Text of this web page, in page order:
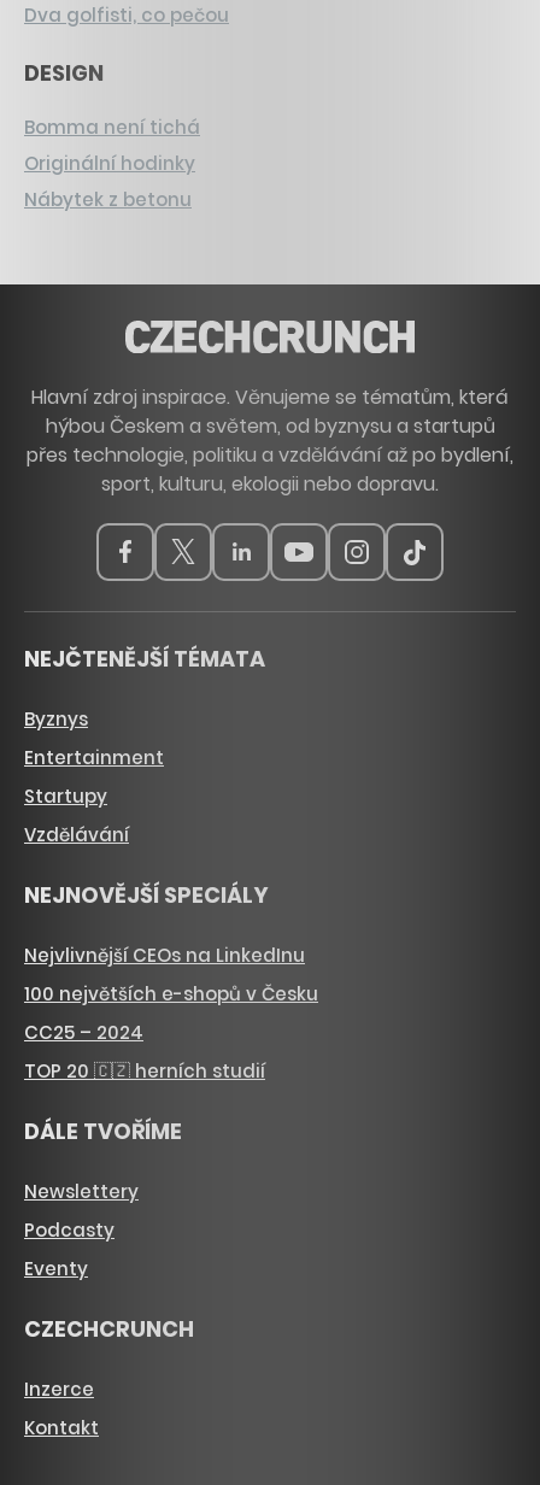
Dva golfisti, co pečou
DESIGN
Bomma není tichá
Originální hodinky
Nábytek z betonu
Hlavní zdroj inspirace. Věnujeme se tématům, která
hýbou Českem a světem, od byznysu a startupů
přes technologie, politiku a vzdělávání až po bydlení,
sport, kulturu, ekologii nebo dopravu.
NEJČTENĚJŠÍ TÉMATA
Byznys
Entertainment
Startupy
Vzdělávání
NEJNOVĚJŠÍ SPECIÁLY
Nejvlivnější CEOs na LinkedInu
100 největších e-shopů v Česku
CC25 – 2024
TOP 20 🇨🇿 herních studií
DÁLE TVOŘÍME
Newslettery
Podcasty
Eventy
CZECHCRUNCH
Inzerce
Kontakt